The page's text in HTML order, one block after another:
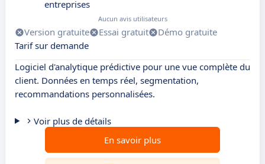
entreprises
Aucun avis utilisateurs
Version gratuite Essai gratuit
Démo gratuite
Tarif sur demande
Logiciel d'analytique prédictive pour une vue complète du
client. Données en temps réel, segmentation,
recommandations personnalisées.
Voir plus de détails
En savoir plus